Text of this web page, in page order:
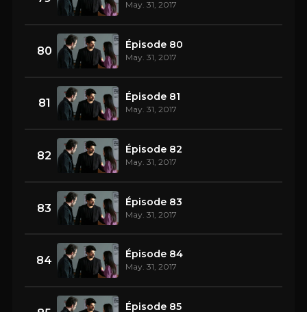
May. 31, 2017
80 Épisode 80
May. 31, 2017
81 Épisode 81
May. 31, 2017
82 Épisode 82
May. 31, 2017
83 Épisode 83
May. 31, 2017
84 Épisode 84
May. 31, 2017
Épisode 85